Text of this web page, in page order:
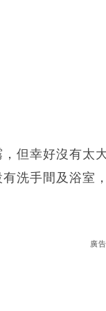
但幸好沒有太
洗手間及浴室
廣告